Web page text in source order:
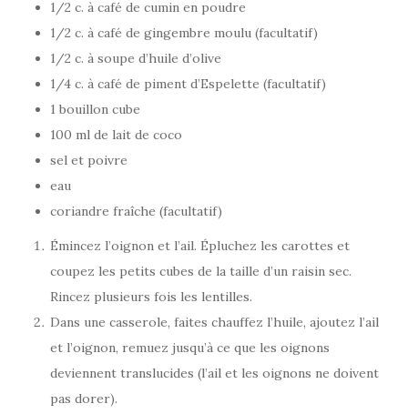
1/2 c. à café de cumin en poudre
1/2 c. à café de gingembre moulu (facultatif)
1/2 c. à soupe d’huile d’olive
1/4 c. à café de piment d’Espelette (facultatif)
1 bouillon cube
100 ml de lait de coco
sel et poivre
eau
coriandre fraîche (facultatif)
Émincez l’oignon et l’ail. Épluchez les carottes et
coupez les petits cubes de la taille d’un raisin sec.
Rincez plusieurs fois les lentilles.
Dans une casserole, faites chauffez l’huile, ajoutez l’ail
et l’oignon, remuez jusqu’à ce que les oignons
deviennent translucides (l’ail et les oignons ne doivent
pas dorer).